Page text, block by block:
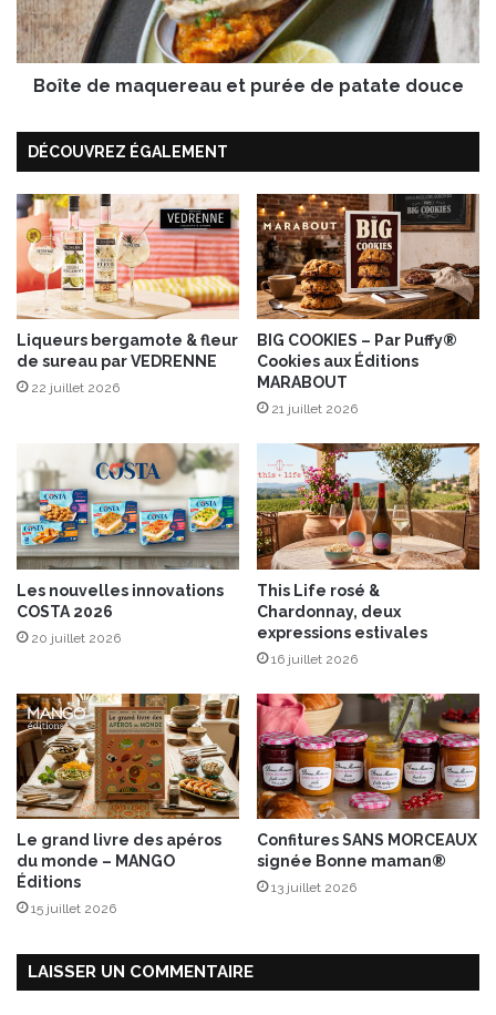
l
e
m
h
n
e
à
a
f
é
e
m
a
e
a
u
t
p
u
r
é
e
a
t
a
t
e
d
o
u
Boîte de maquereau et purée de patate douce
DÉCOUVREZ ÉGALEMENT
Liqueurs bergamote & fleur
de sureau par VEDRENNE
22 juillet 2026
BIG COOKIES – Par Puffy®
Cookies aux Éditions
MARABOUT
21 juillet 2026
Les nouvelles innovations
COSTA 2026
20 juillet 2026
This Life rosé &
Chardonnay, deux
expressions estivales
16 juillet 2026
Le grand livre des apéros
du monde – MANGO
Éditions
15 juillet 2026
Confitures SANS MORCEAUX
signée Bonne maman®
13 juillet 2026
LAISSER UN COMMENTAIRE